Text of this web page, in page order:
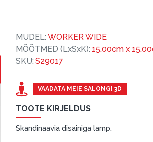
VAADATA MEIE SALONGI 3D
TOOTE KIRJELDUS
Skandinaavia disainiga lamp.
MUDEL: WORKER WIDE
MÕÕTMED (LxSxK): 15.00cm x
SKU: S29017